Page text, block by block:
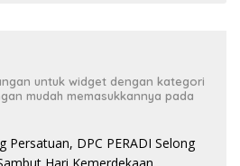
untuk widget dengan kategori
mudah memasukkannya pada